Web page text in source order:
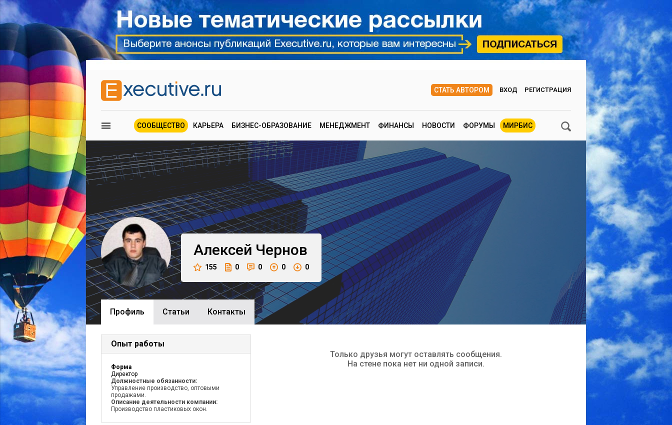
СТАТЬ АВТОРОМ ВХОД РЕГИСТРАЦИЯ
СООБЩЕСТВО КАРЬЕРА БИЗНЕС-ОБРАЗОВАНИЕ МЕНЕДЖМЕНТ ФИНАНСЫ НОВОСТИ ФОРУМЫ МИРБИС
Алексей Чернов
155 0 0 0 0
Профиль Cтатьи Контакты
Опыт работы
Форма
Директор
Должностные обязанности:
Управление производство, оптовыми
продажами.
Описание деятельности компании:
Производство пластиковых окон.
Только друзья могут оставлять сообщения.
На стене пока нет ни одной записи.